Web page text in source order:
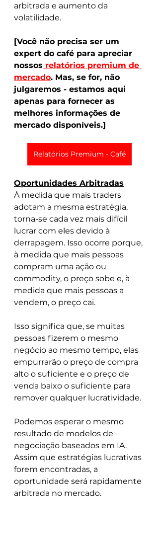
arbitrada e aumento da
volatilidade.
[Você não precisa ser um
expert do café para apreciar
nossos relatórios premium de
mercado. Mas, se for, não
julgaremos - estamos aqui
apenas para fornecer as
melhores informações de
mercado disponíveis.]
Relatórios Premium - Café
Oportunidades Arbitradas
À medida que mais traders
adotam a mesma estratégia,
torna-se cada vez mais difícil
lucrar com eles devido à
derrapagem. Isso ocorre porque,
à medida que mais pessoas
compram uma ação ou
commodity, o preço sobe e, à
medida que mais pessoas a
vendem, o preço cai.
Isso significa que, se muitas
pessoas fizerem o mesmo
negócio ao mesmo tempo, elas
empurrarão o preço de compra
alto o suficiente e o preço de
venda baixo o suficiente para
remover qualquer lucratividade.
Podemos esperar o mesmo
resultado de modelos de
negociação baseados em IA.
Assim que estratégias lucrativas
forem encontradas, a
oportunidade será rapidamente
arbitrada no mercado.